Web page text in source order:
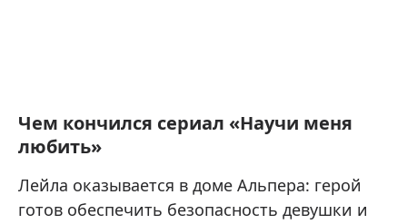
Чем кончился сериал «Научи меня
любить»
Лейла оказывается в доме Альпера: герой
готов обеспечить безопасность девушки и